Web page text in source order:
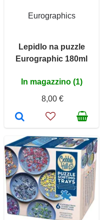
Eurographics
Lepidlo na puzzle
Eurographic 180ml
In magazzino (1)
8,00 €